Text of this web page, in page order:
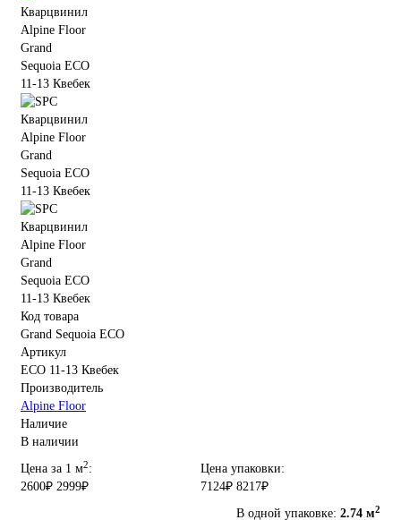
Код товара
Grand Sequoia ECO
Артикул
ECO 11-13 Квебек
Производитель
Alpine Floor
Наличие
В наличии
Цена за 1 м2:
2600₽ 2999₽
Цена упаковки:
7124₽ 8217₽
В одной упаковке: 2.74 м2